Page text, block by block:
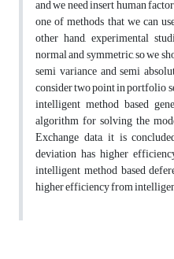
and we need insert human
one of methods that we can
other hand, experimental
normal and symmetric, so we
semi variance and semi
consider two point in portfolio
intelligent method based
algorithm for solving the
Exchange data, it is
deviation has higher
intelligent method based
higher efficiency from